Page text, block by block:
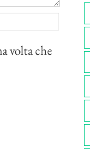
volta che